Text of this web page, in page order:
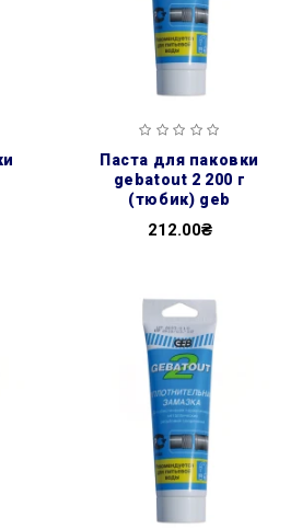
паста для паковки
gebatout 2 200 г
(тюбик) geb
212.00₴